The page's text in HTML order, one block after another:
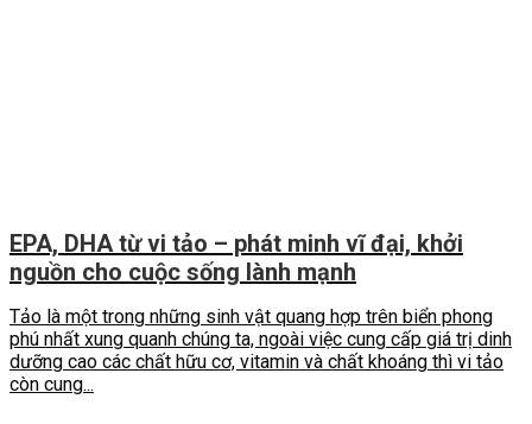
EPA, DHA từ vi tảo – phát minh vĩ đại, khởi
nguồn cho cuộc sống lành mạnh
Tảo là một trong những sinh vật quang hợp trên biển phong
phú nhất xung quanh chúng ta, ngoài việc cung cấp giá trị dinh
dưỡng cao các chất hữu cơ, vitamin và chất khoáng thì vi tảo
còn cung...